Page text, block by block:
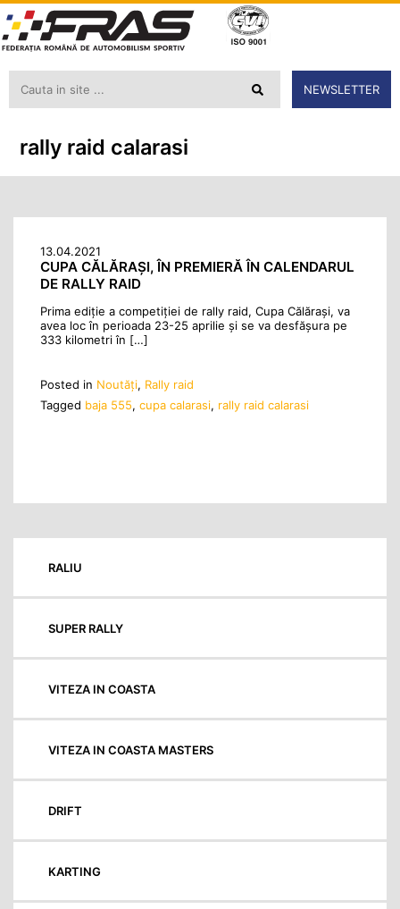
NEWSLETTER
rally raid calarasi
13.04.2021
CUPA CĂLĂRAȘI, ÎN PREMIERĂ ÎN CALENDARUL
DE RALLY RAID
Prima ediție a competiției de rally raid, Cupa Călărași, va
avea loc în perioada 23-25 aprilie și se va desfășura pe
333 kilometri în […]
Posted in Noutăţi, Rally raid
Tagged baja 555, cupa calarasi, rally raid calarasi
RALIU
SUPER RALLY
VITEZA IN COASTA
VITEZA IN COASTA MASTERS
DRIFT
KARTING